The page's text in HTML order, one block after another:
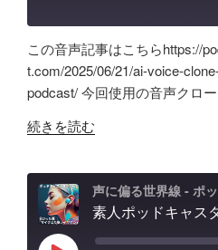
と
試
行
錯
の
記
録"
し
た
ノ
イ
除
去/
環
ト
自
作
AI
ル
Amazon
RSS
RSS FEED
SHARE
LINK
EMBED
この音声記事はこちらhttps://
t.com/2025/06/21/ai-voice-
podcast/ 今回使用の音声クロ
"本
判
続きを読む
声に偏る世界線 - ポ